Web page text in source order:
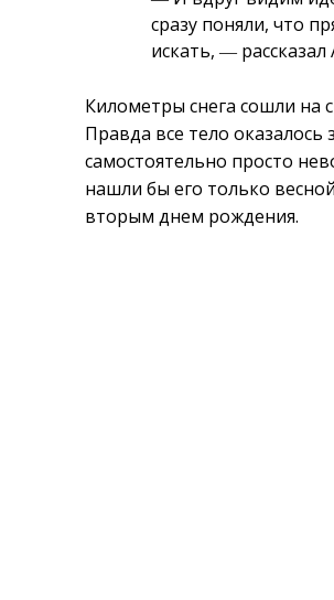
сразу поняли, что
искать, ― рассказал
Километры снега сошли на
Правда все тело
самостоятельно просто
нашли бы его только
вторым днем рождения.